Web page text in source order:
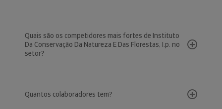
Quais são os competidores mais fortes de Instituto
Da Conservação Da Natureza E Das Florestas, I.p. no
setor?
Quantos colaboradores tem?